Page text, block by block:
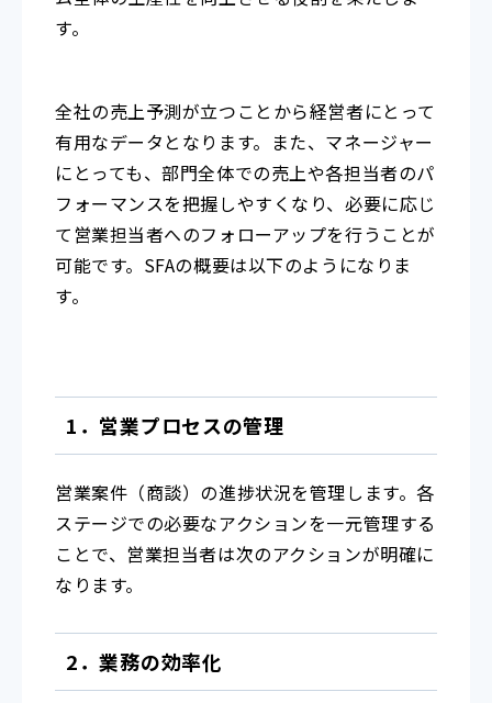
す。
全社の売上予測が立つことから経営者にとって
有用なデータとなります。また、マネージャー
にとっても、部門全体での売上や各担当者のパ
フォーマンスを把握しやすくなり、必要に応じ
て営業担当者へのフォローアップを行うことが
可能です。SFAの概要は以下のようになりま
す。
1．営業プロセスの管理
営業案件（商談）の進捗状況を管理します。各
ステージでの必要なアクションを一元管理する
ことで、営業担当者は次のアクションが明確に
なります。
2．業務の効率化